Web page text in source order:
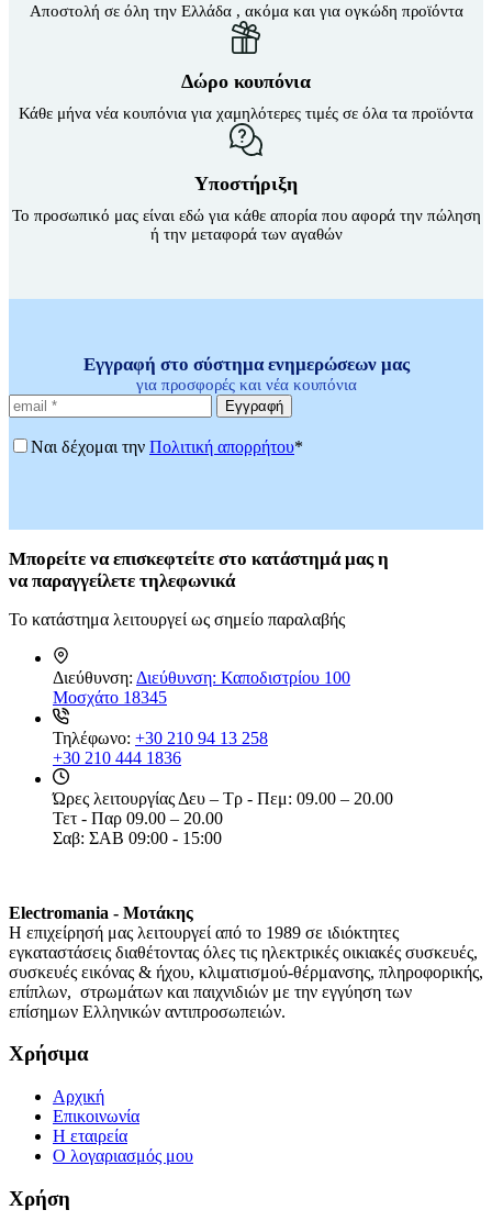
Αποστολή σε όλη την Ελλάδα , ακόμα και για ογκώδη προϊόντα
Δώρο κουπόνια
Κάθε μήνα νέα κουπόνια για χαμηλότερες τιμές σε όλα τα προϊόντα
Υποστήριξη
Το προσωπικό μας είναι εδώ για κάθε απορία που αφορά την πώληση
ή την μεταφορά των αγαθών
Εγγραφή στο σύστημα ενημερώσεων μας
για προσφορές και νέα κουπόνια
Εγγραφή
Ναι δέχομαι την Πολιτική απορρήτου*
Μπορείτε να επισκεφτείτε στο κατάστημά μας η
ναπαραγγείλετε τηλεφωνικά
Το κατάστημα λειτουργεί ως σημείο παραλαβής
Διεύθυνση: Διεύθυνση: Καποδιστρίου 100
Μοσχάτο 18345
Τηλέφωνο: +30 210 94 13 258
+30 210 444 1836
Ώρες λειτουργίας Δευ – Τρ - Πεμ: 09.00 – 20.00
Τετ - Παρ 09.00 – 20.00
Σαβ: ΣΑΒ 09:00 - 15:00
Electromania - Μοτάκης
H επιχείρησή μας λειτουργεί από το 1989 σε ιδιόκτητες
εγκαταστάσεις διαθέτοντας όλες τις ηλεκτρικές οικιακές συσκευές,
συσκευές εικόνας & ήχου, κλιματισμού-θέρμανσης, πληροφορικής,
επίπλων, στρωμάτων και παιχνιδιών με την εγγύηση των
επίσημων Ελληνικών αντιπροσωπειών.
Χρήσιμα
Αρχική
Επικοινωνία
Η εταιρεία
Ο λογαριασμός μου
Χρήση